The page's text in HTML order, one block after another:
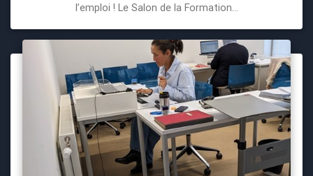
l’emploi ! Le Salon de la Formation...